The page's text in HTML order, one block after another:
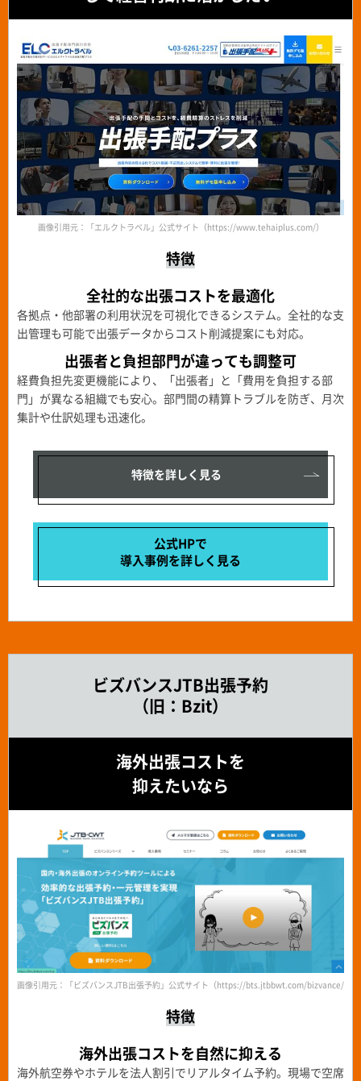
画像引用元：「エルクトラベル」公式サイト（https://www.tehaiplus.com/）
特徴
全社的な出張コストを最適化
各拠点・他部署の利用状況を可視化できるシステム。全社的な支
出管理も可能で出張データからコスト削減提案にも対応。
出張者と負担部門が違っても調整可
経費負担先変更機能により、「出張者」と「費用を負担する部
門」が異なる組織でも安心。部門間の精算トラブルを防ぎ、月次
集計や仕訳処理も迅速化。
特徴を詳しく見る
公式HPで
導入事例を詳しく見る
ビズバンスJTB出張予約
（旧：Bzit）
海外出張コストを
抑えたいなら
画像引用元：「ビズバンスJTB出張予約」公式サイト（https://bts.jtbbwt.com/bizvance/
特徴
海外出張コストを自然に抑える
海外航空券やホテルを法人割引でリアルタイム予約。現場で空席